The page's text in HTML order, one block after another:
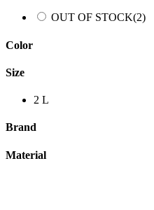
OUT OF STOCK(2)
Color
Size
2 L
Brand
Material